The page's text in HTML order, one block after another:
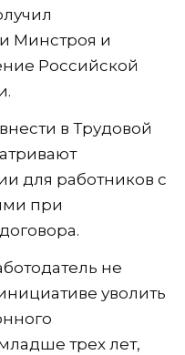
Минстроя и
Российской
в Трудовой
для работников с
при
не
уволить
трех лет,